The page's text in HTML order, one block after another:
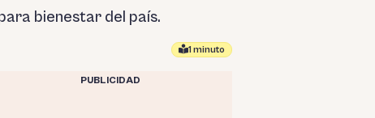
bienestar del país.
1 minuto
PUBLICIDAD